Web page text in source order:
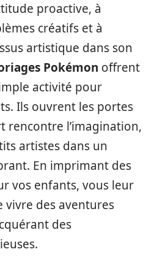
proactive, à
créatifs et à
artistique dans son
Pokémon offrent
activité pour
Ils ouvrent les portes
rencontre l’imagination,
artistes dans un
En imprimant des
vos enfants, vous leur
vivre des aventures
des